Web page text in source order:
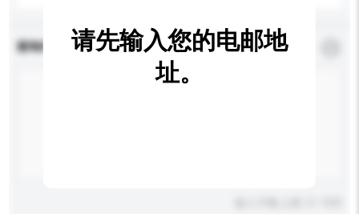
查询内容 *必须填写
请先输入您的电邮地
址。